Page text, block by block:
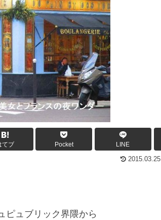
てブ Pocket LINE
2015.03.25
ピュブリック界隈から